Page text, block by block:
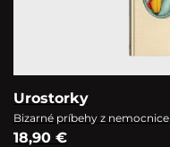
Urostorky
Bizarné príbehy z nemocnice
18,90 €